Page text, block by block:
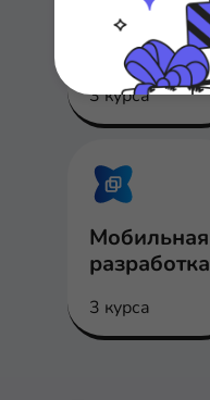
Тестирован
3 курса
Мобильная
разработка
3 курса